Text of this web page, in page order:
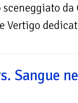
da
Vertigo
Sangue